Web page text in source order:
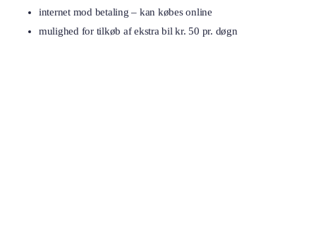
internet mod betaling – kan købes online
mulighed for tilkøb af ekstra bil kr. 50 pr. døgn